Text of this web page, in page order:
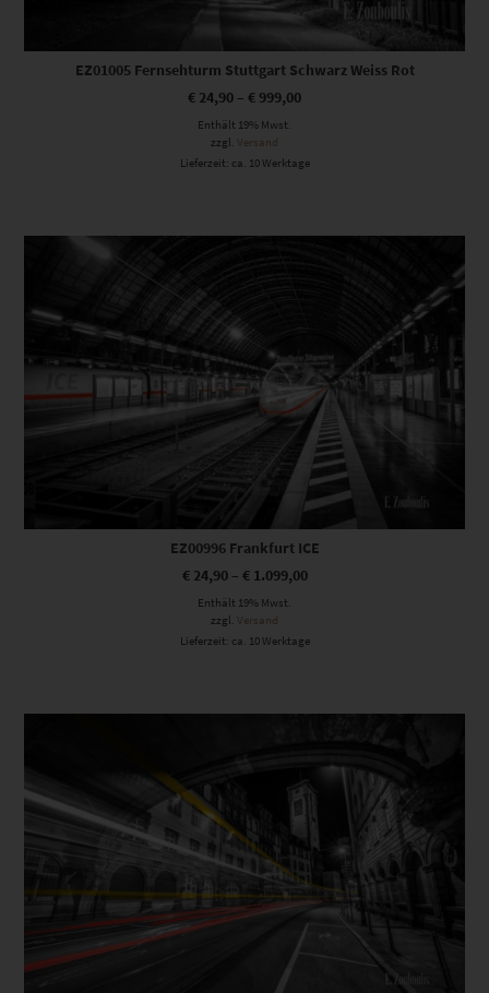
EZ01005 Fernsehturm Stuttgart Schwarz Weiss Rot
€ 24,90 – € 999,00
Enthält 19% Mwst.
zzgl. Versand
Lieferzeit: ca. 10 Werktage
Dieses Produkt weist mehrere Varianten auf. Die Optionen können auf der Produktseite gewählt werden
EZ00996 Frankfurt ICE
€24,90– €1.099,00
Enthält 19% Mwst.
zzgl. Versand
Lieferzeit: ca. 10 Werktage
Dieses Produkt weist mehrere Varianten auf. Die Optionen können auf der Produktseite gewählt werden